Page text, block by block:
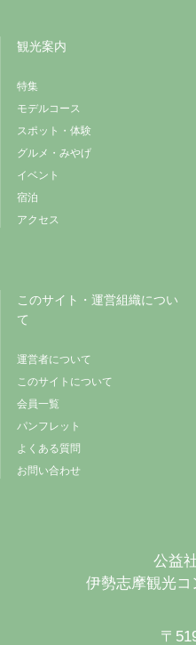
観光案内
特集
モデルコース
スポット・体験
グルメ・みやげ
イベント
宿泊
アクセス
このサイト・運営組織につい
て
運営者について
このサイトについて
会員一覧
パンフレット
よくある質問
お問い合わせ
公益
伊勢志摩観光
〒